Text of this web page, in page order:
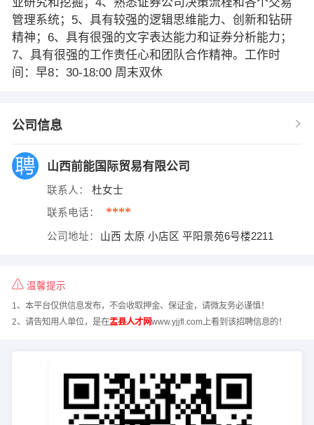
管理系统；5、具有较强的逻辑思维能力、创新和钻研
精神；6、具有很强的文字表达能力和证券分析能力；
7、具有很强的工作责任心和团队合作精神。工作时
间：早8：30-18:00 周末双休
公司信息
山西前能国际贸易有限公司
联系人： 杜女士
联系电话： ****
公司地址： 山西 太原 小店区 平阳景苑6号楼2211
温馨提示
1、本平台仅供信息发布，不会收取押金、保证金，请微友务必谨慎！
2、请告知用人单位，是在盂县人才网www.yjjfl.com上看到该招聘信息的！